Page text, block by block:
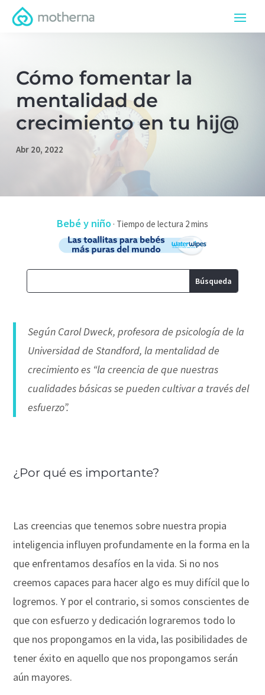
Cómo fomentar la
mentalidad de
crecimiento en tu hij@
Abr 20, 2022
Bebé y niño ·
Según Carol Dweck, profesora de psicología de la
Universidad de Standford, la mentalidad de
crecimiento es “la creencia de que nuestras
cualidades básicas se pueden cultivar a través del
esfuerzo”.
¿Por qué es importante?
Las creencias que tenemos sobre nuestra propia
inteligencia influyen profundamente en la forma en la
que enfrentamos desafíos en la vida. Si no nos
creemos capaces para hacer algo es muy difícil que lo
logremos. Y por el contrario, si somos conscientes de
que con esfuerzo y dedicación lograremos todo lo
que nos propongamos en la vida, las posibilidades de
tener éxito en aquello que nos propongamos serán
aún mayores.